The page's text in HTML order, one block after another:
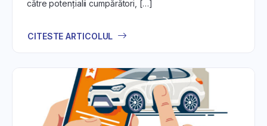
către potențialii cumpărători, […]
CITESTE ARTICOLUL